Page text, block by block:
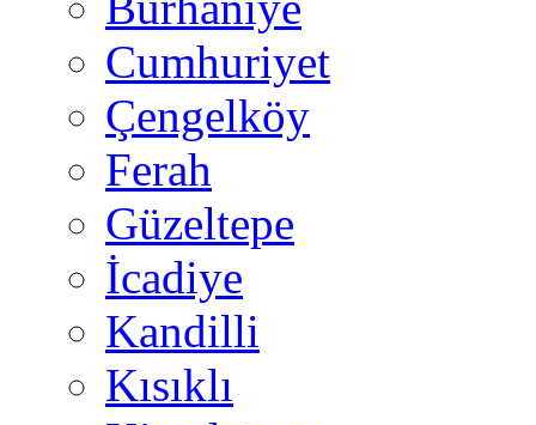
Cumhuriyet
Çengelköy
Ferah
Güzeltepe
İcadiye
Kandilli
Kısıklı